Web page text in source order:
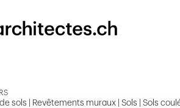
sols | Revêtements muraux | Sols | Sols